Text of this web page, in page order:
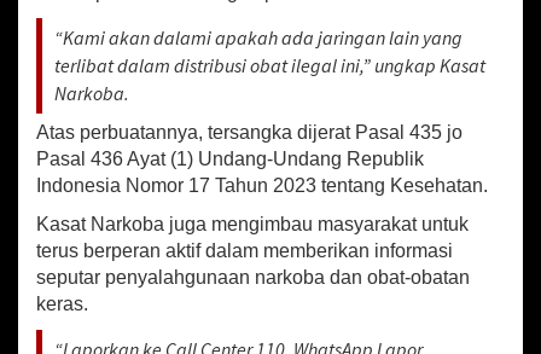
S
e
a
n
g
e
m
u
d
“Kami akan dalami apakah ada jaringan lain yang
terlibat dalam distribusi obat ilegal ini,” ungkap Kasat
Narkoba.
Atas perbuatannya, tersangka dijerat Pasal 435 jo
Pasal 436 Ayat (1) Undang-Undang Republik
Indonesia Nomor 17 Tahun 2023 tentang Kesehatan.
Kasat Narkoba juga mengimbau masyarakat untuk
terus berperan aktif dalam memberikan informasi
seputar penyalahgunaan narkoba dan obat-obatan
keras.